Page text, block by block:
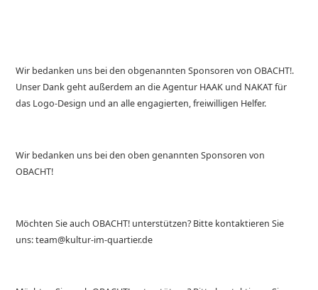
Wir bedanken uns bei den obgenannten Sponsoren von OBACHT!.
Unser Dank geht außerdem an die Agentur HAAK und NAKAT für
das Logo-Design und an alle engagierten, freiwilligen Helfer.
Wir bedanken uns bei den oben genannten Sponsoren von
OBACHT!
Möchten Sie auch OBACHT! unterstützen? Bitte kontaktieren Sie
uns: team@kultur-im-quartier.de